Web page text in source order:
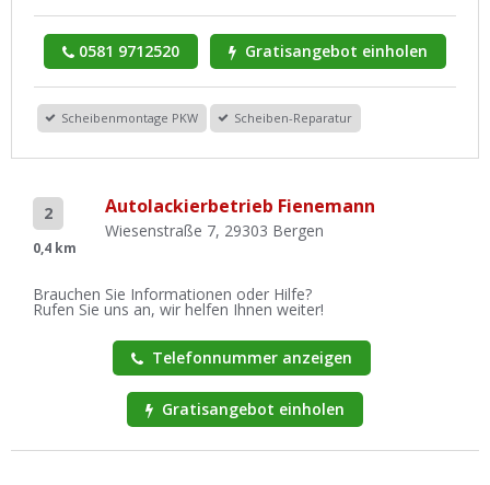
0581 9712520 Gratisangebot einholen
Scheibenmontage PKW Scheiben-Reparatur
2
0,4 km
Autolackierbetrieb Fienemann
Wiesenstraße 7, 29303 Bergen
Brauchen Sie Informationen oder Hilfe?
Rufen Sie uns an, wir helfen Ihnen weiter!
Telefonnummer anzeigen
Gratisangebot einholen